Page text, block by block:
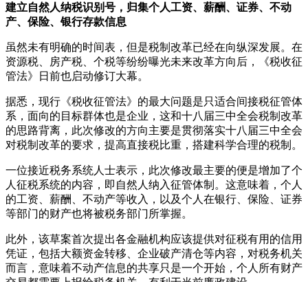
建立自然人纳税识别号，归集个人工资、薪酬、证券、不动
产、保险、银行存款信息
虽然未有明确的时间表，但是税制改革已经在向纵深发展。在
资源税、房产税、个税等纷纷曝光未来改革方向后，《税收征
管法》日前也启动修订大幕。
据悉，现行《税收征管法》的最大问题是只适合间接税征管体
系，面向的目标群体也是企业，这和十八届三中全会税制改革
的思路背离，此次修改的方向主要是贯彻落实十八届三中全会
对税制改革的要求，提高直接税比重，搭建科学合理的税制。
一位接近税务系统人士表示，此次修改最主要的便是增加了个
人征税系统的内容，即自然人纳入征管体制。这意味着，个人
的工资、薪酬、不动产等收入，以及个人在银行、保险、证券
等部门的财产也将被税务部门所掌握。
此外，该草案首次提出各金融机构应该提供对征税有用的信用
凭证，包括大额资金转移、企业破产清仓等内容，对税务机关
而言，意味着不动产信息的共享只是一个开始，个人所有财产